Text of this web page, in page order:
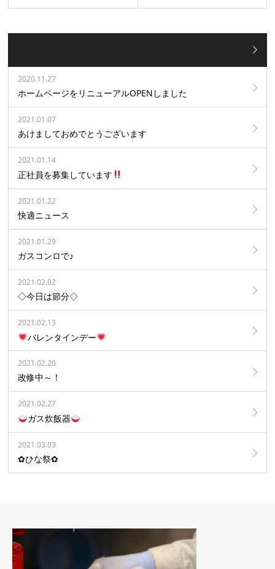
2020.11.27
ホームページをリニューアルOPENしました
2021.01.07
あけましておめでとうございます
2021.01.14
正社員を募集しています
2021.01.22
快適ニュース
2021.01.29
ガスコンロで♪
2021.02.02
◇今日は節分◇
2021.02.13
バレンタインデー
2021.02.20
改修中～！
2021.02.27
ガス炊飯器
2021.03.03
✿ひな祭✿